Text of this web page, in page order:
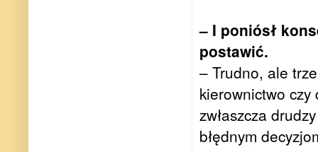
– I poniósł
postawić.
– Trudno, ale
kierownictwo
zwłaszcza
błędnym